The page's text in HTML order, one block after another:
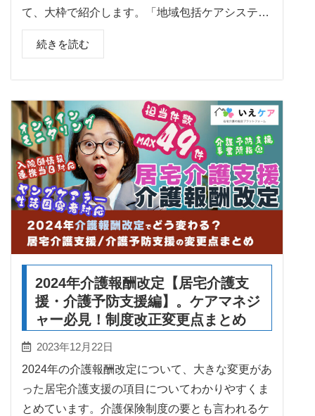
て、大枠で紹介します。「地域包括ケアシステ…
続きを読む
2024年介護報酬改定【居宅介護支
援・介護予防支援編】。ケアマネジ
ャー必見！制度改正変更点まとめ
2023年12月22日
2024年の介護報酬改定について、大きな変更があ
った居宅介護支援の項目についてわかりやすくま
とめています。介護保険制度の要とも言われるケ